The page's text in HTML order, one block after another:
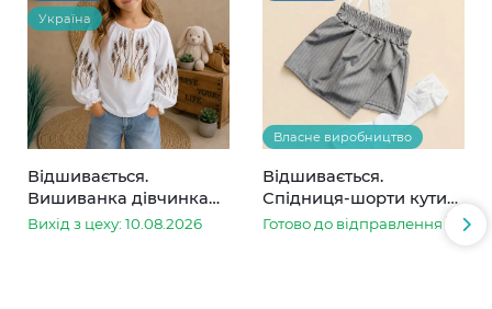
Україна
Відшивається.
Вишиванка дівчинка
колоски
Вихід з цеху: 10.08.2026
Власне виробництво
Відшивається.
Спідниця-шорти кутик
сіра в смужку
Готово до відправлення